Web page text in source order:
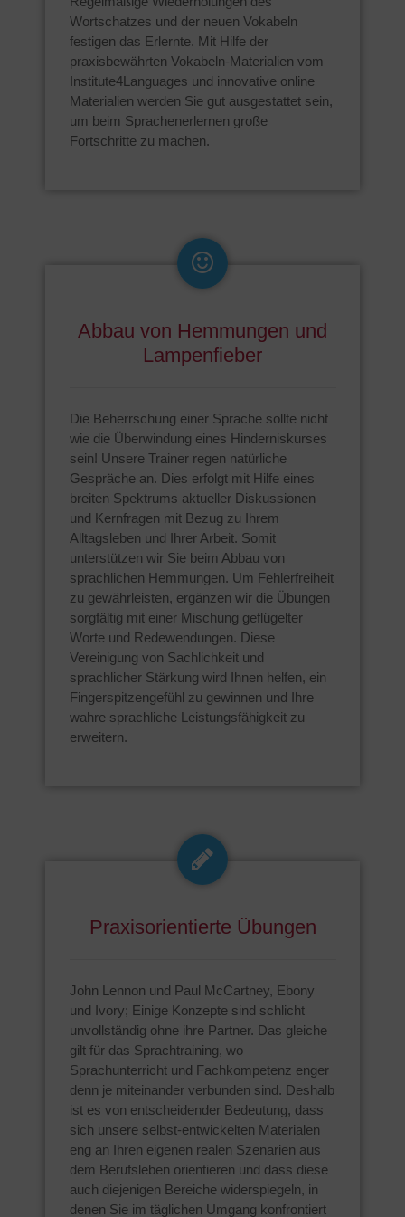
Wortschatzes und der neuen Vokabeln
festigen das Erlernte. Mit Hilfe der
praxisbewährten Vokabeln-Materialien vom
Institute4Languages und innovative online
Materialien werden Sie gut ausgestattet sein,
um beim Sprachenerlernen große
Fortschritte zu machen.
Abbau von Hemmungen und
Lampenfieber
Die Beherrschung einer Sprache sollte nicht
wie die Überwindung eines Hinderniskurses
sein! Unsere Trainer regen natürliche
Gespräche an. Dies erfolgt mit Hilfe eines
breiten Spektrums aktueller Diskussionen
und Kernfragen mit Bezug zu Ihrem
Alltagsleben und Ihrer Arbeit. Somit
unterstützen wir Sie beim Abbau von
sprachlichen Hemmungen. Um Fehlerfreiheit
zu gewährleisten, ergänzen wir die Übungen
sorgfältig mit einer Mischung geflügelter
Worte und Redewendungen. Diese
Vereinigung von Sachlichkeit und
sprachlicher Stärkung wird Ihnen helfen, ein
Fingerspitzengefühl zu gewinnen und Ihre
wahre sprachliche Leistungsfähigkeit zu
erweitern.
Praxisorientierte Übungen
John Lennon und Paul McCartney, Ebony
und Ivory; Einige Konzepte sind schlicht
unvollständig ohne ihre Partner. Das gleiche
gilt für das Sprachtraining, wo
Sprachunterricht und Fachkompetenz enger
denn je miteinander verbunden sind. Deshalb
ist es von entscheidender Bedeutung, dass
sich unsere selbst-entwickelten Materialen
eng an Ihren eigenen realen Szenarien aus
dem Berufsleben orientieren und dass diese
auch diejenigen Bereiche widerspiegeln, in
denen Sie im täglichen Umgang konfrontiert